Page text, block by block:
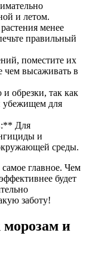
и летом.
менее
правильный
поместите их
чем высаживать в
обрезки, так как
убежищем для
Для
и
среды.
главное. Чем
будет
заботу!
морозам и